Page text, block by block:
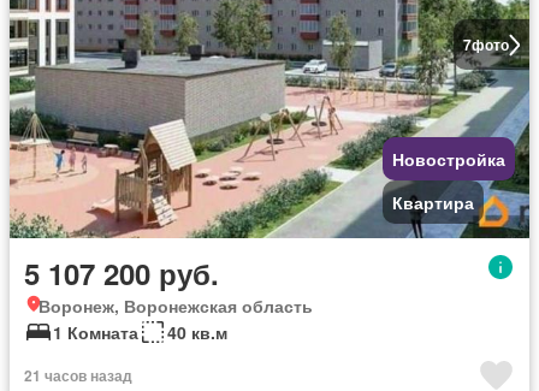
7фото
Новостройка
Квартира
5 107 200 руб.
Воронеж, Воронежская область
1 Комната
40 кв.м
21 часов назад